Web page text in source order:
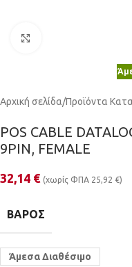
Αρχική σελίδα/Προϊόντα
POS CABLE
9PIN, FEMALE
32,14 € (χωρίς ΦΠΑ 25,92 €)
ΒΆΡΟΣ
Άμεσα Διαθέσιμο